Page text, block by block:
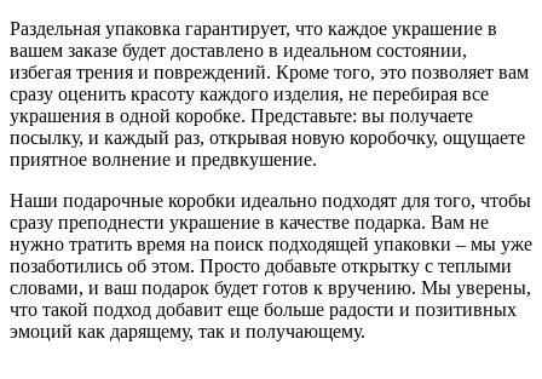
Раздельная упаковка гарантирует, что каждое украшение в
вашем заказе будет доставлено в идеальном состоянии,
избегая трения и повреждений. Кроме того, это позволяет вам
сразу оценить красоту каждого изделия, не перебирая все
украшения в одной коробке. Представьте: вы получаете
посылку, и каждый раз, открывая новую коробочку, ощущаете
приятное волнение и предвкушение.
Наши подарочные коробки идеально подходят для того, чтобы
сразу преподнести украшение в качестве подарка. Вам не
нужно тратить время на поиск подходящей упаковки – мы уже
позаботились об этом. Просто добавьте открытку с теплыми
словами, и ваш подарок будет готов к вручению. Мы уверены,
что такой подход добавит еще больше радости и позитивных
эмоций как дарящему, так и получающему.